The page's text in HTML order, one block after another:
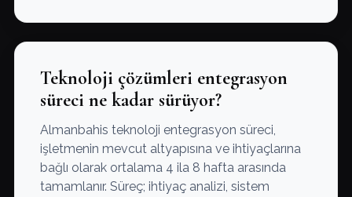
Teknoloji çözümleri entegrasyon
süreci ne kadar sürüyor?
Almanbahis teknoloji entegrasyon süreci,
işletmenin mevcut altyapısına ve ihtiyaçlarına
bağlı olarak ortalama 4 ila 8 hafta arasında
tamamlanır. Süreç; ihtiyaç analizi, sistem